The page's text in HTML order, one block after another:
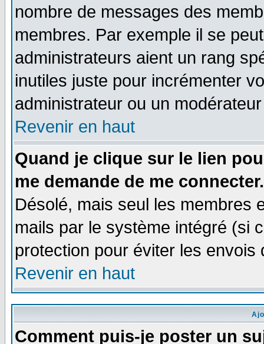
nombre de messages des
membres. Par exemple il se
administrateurs aient un rang
inutiles juste pour incrémenter
administrateur ou un
Revenir en haut
Quand je clique sur le lien
me demande de me connecter.
Désolé, mais seul les membres
mails par le système intégré (si
protection pour éviter les
Revenir en haut
Comment puis-je poster un